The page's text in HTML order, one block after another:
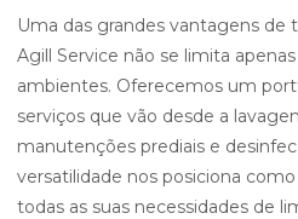
Uma das grandes vantagens de
Agill Service não se limita
ambientes. Oferecemos um
serviços que vão desde a
manutenções prediais e
versatilidade nos posiciona
todas as suas necessidades de